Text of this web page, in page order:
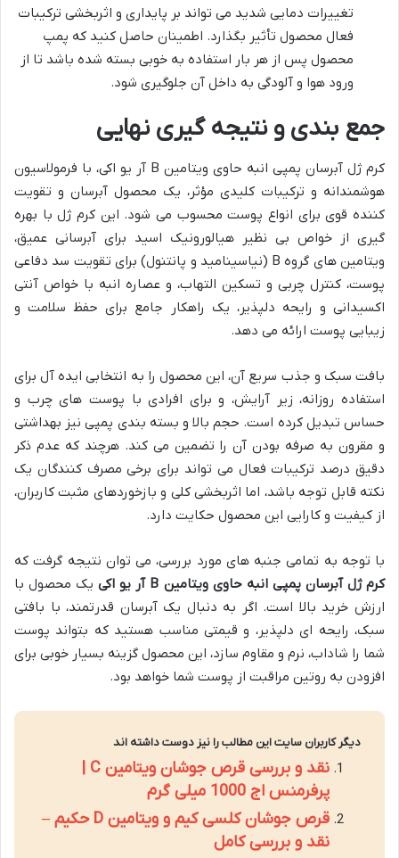
تغییرات دمایی شدید می تواند بر پایداری و اثربخشی ترکیبات
فعال محصول تأثیر بگذارد. اطمینان حاصل کنید که پمپ
محصول پس از هر بار استفاده به خوبی بسته شده باشد تا از
ورود هوا و آلودگی به داخل آن جلوگیری شود.
جمع بندی و نتیجه گیری نهایی
کرم ژل آبرسان پمپی انبه حاوی ویتامین B آر یو اکی، با فرمولاسیون
هوشمندانه و ترکیبات کلیدی مؤثر، یک محصول آبرسان و تقویت
کننده قوی برای انواع پوست محسوب می شود. این کرم ژل با بهره
گیری از خواص بی نظیر هیالورونیک اسید برای آبرسانی عمیق،
ویتامین های گروه B (نیاسینامید و پانتنول) برای تقویت سد دفاعی
پوست، کنترل چربی و تسکین التهاب، و عصاره انبه با خواص آنتی
اکسیدانی و رایحه دلپذیر، یک راهکار جامع برای حفظ سلامت و
زیبایی پوست ارائه می دهد.
بافت سبک و جذب سریع آن، این محصول را به انتخابی ایده آل برای
استفاده روزانه، زیر آرایش، و برای افرادی با پوست های چرب و
حساس تبدیل کرده است. حجم بالا و بسته بندی پمپی نیز بهداشتی
و مقرون به صرفه بودن آن را تضمین می کند. هرچند که عدم ذکر
دقیق درصد ترکیبات فعال می تواند برای برخی مصرف کنندگان یک
نکته قابل توجه باشد، اما اثربخشی کلی و بازخوردهای مثبت کاربران،
از کیفیت و کارایی این محصول حکایت دارد.
با توجه به تمامی جنبه های مورد بررسی، می توان نتیجه گرفت که
کرم ژل آبرسان پمپی انبه حاوی ویتامین B آر یو اکی
یک محصول با
ارزش خرید بالا است. اگر به دنبال یک آبرسان قدرتمند، با بافتی
سبک، رایحه ای دلپذیر، و قیمتی مناسب هستید که بتواند پوست
شما را شاداب، نرم و مقاوم سازد، این محصول گزینه بسیار خوبی برای
افزودن به روتین مراقبت از پوست شما خواهد بود.
دیگر کاربران سایت این مطالب را نیز دوست داشته اند
پرفرمنس اج 1000 میلی گرم
قرص جوشان کلسی کیم و ویتامین D حکیم –
نقد و بررسی کامل